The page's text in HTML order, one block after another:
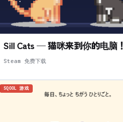
Sill Cats — 猫咪来到你的电脑！
Steam 免费下载
SQOOL 游戏